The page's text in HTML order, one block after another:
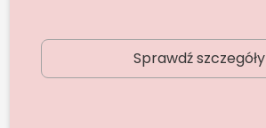
Sprawdź szczegóły